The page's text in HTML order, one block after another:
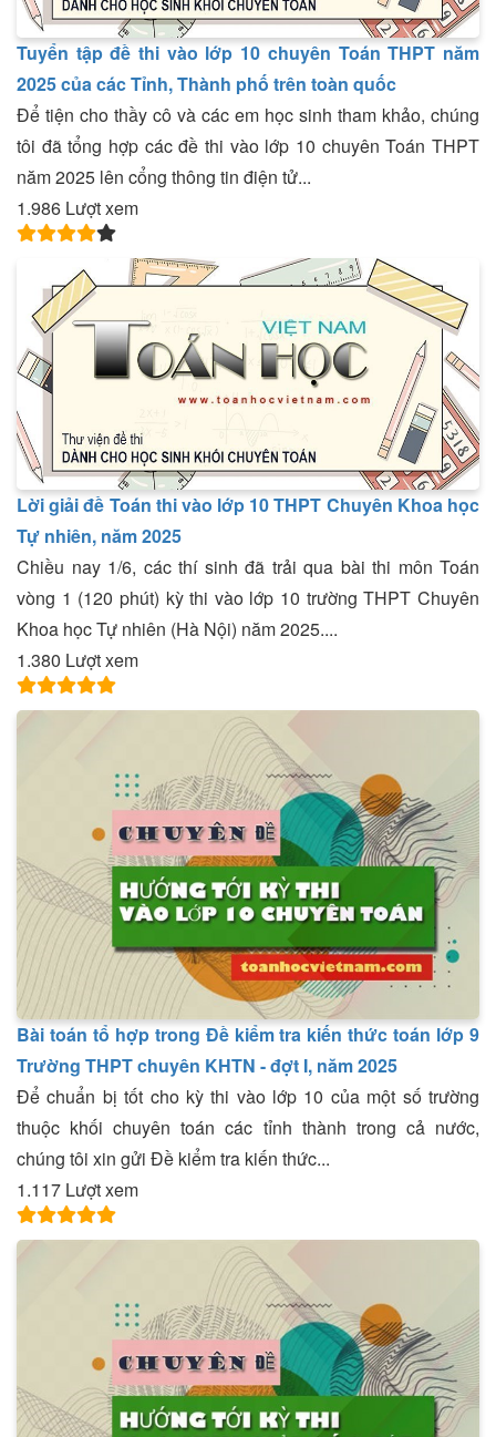
Tuyển tập đề thi vào lớp 10 chuyên Toán THPT năm
2025 của các Tỉnh, Thành phố trên toàn quốc
Để tiện cho thầy cô và các em học sinh tham khảo, chúng
tôi đã tổng hợp các đề thi vào lớp 10 chuyên Toán THPT
năm 2025 lên cổng thông tin điện tử...
1.986 Lượt xem
Lời giải đề Toán thi vào lớp 10 THPT Chuyên Khoa học
Tự nhiên, năm 2025
Chiều nay 1/6, các thí sinh đã trải qua bài thi môn Toán
vòng 1 (120 phút) kỳ thi vào lớp 10 trường THPT Chuyên
Khoa học Tự nhiên (Hà Nội) năm 2025....
1.380 Lượt xem
Bài toán tổ hợp trong Đề kiểm tra kiến thức toán lớp 9
Trường THPT chuyên KHTN - đợt I, năm 2025
Để chuẩn bị tốt cho kỳ thi vào lớp 10 của một số trường
thuộc khối chuyên toán các tỉnh thành trong cả nước,
chúng tôi xin gửi Đề kiểm tra kiến thức...
1.117 Lượt xem